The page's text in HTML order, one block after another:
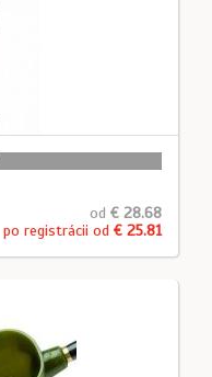
od € 28.68
po registrácii od € 25.81